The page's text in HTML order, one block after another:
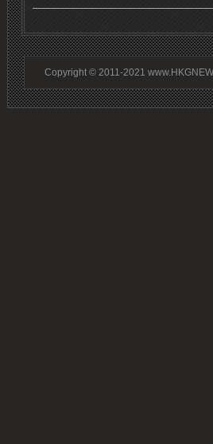
Copyright © 2011-2021